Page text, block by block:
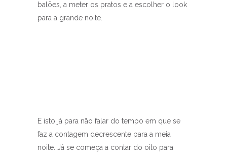
balões, a meter os pratos e a escolher o look
para a grande noite.
E isto já para não falar do tempo em que se
faz a contagem decrescente para a meia
noite. Já se começa a contar do oito para